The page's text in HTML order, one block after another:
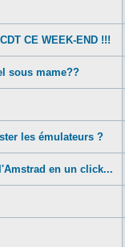
CE WEEK-END !!!
sous mame??
les émulateurs ?
en un click...